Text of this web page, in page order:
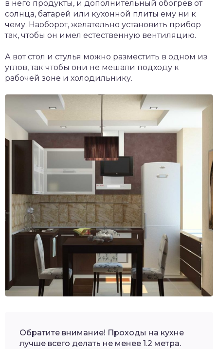
в него продукты, и дополнительный обогрев от
солнца, батарей или кухонной плиты ему ни к
чему. Наоборот, желательно установить прибор
так, чтобы он имел естественную вентиляцию.
А вот стол и стулья можно разместить в одном из
углов, так чтобы они не мешали подходу к
рабочей зоне и холодильнику.
Обратите внимание! Проходы на кухне
лучше всего делать не менее 1.2 метра.